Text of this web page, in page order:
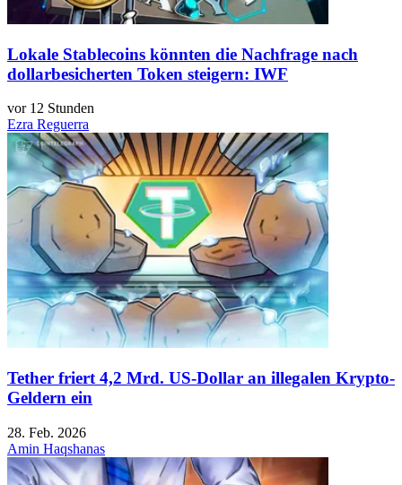
Lokale Stablecoins könnten die Nachfrage nach
dollarbesicherten Token steigern: IWF
vor 12 Stunden
Ezra Reguerra
Tether friert 4,2 Mrd. US-Dollar an illegalen Krypto-
Geldern ein
28. Feb. 2026
Amin Haqshanas